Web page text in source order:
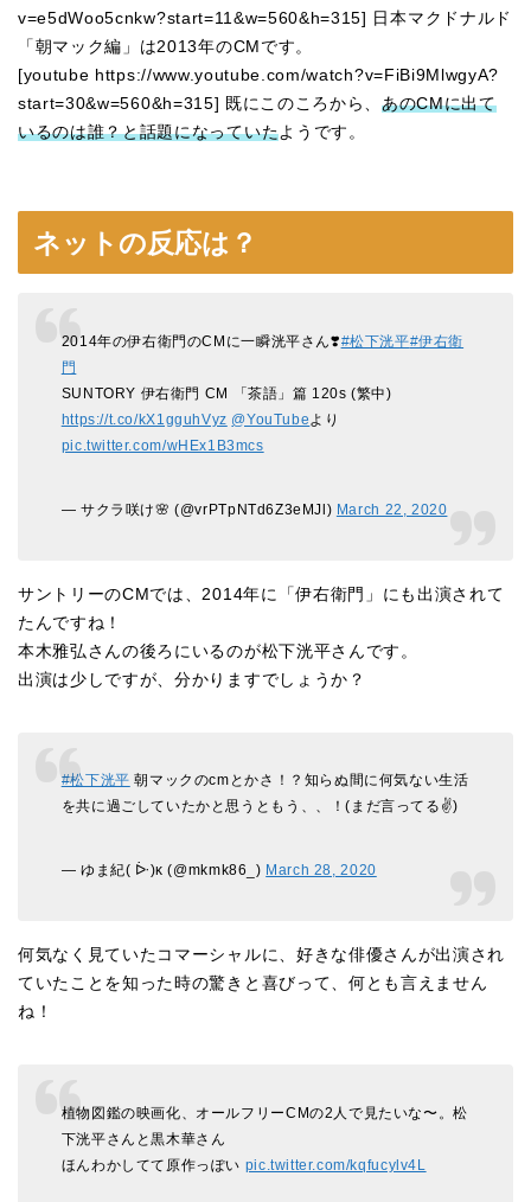
v=e5dWoo5cnkw?start=11&w=560&h=315] 日本マクドナルド
「朝マック編」は2013年のCMです。
[youtube https://www.youtube.com/watch?v=FiBi9MlwgyA?
start=30&w=560&h=315] 既にこのころから、あのCMに出て
いるのは誰？と話題になっていたようです。
ネットの反応は？
2014年の伊右衛門のCMに一瞬洸平さん❣️#松下洸平#伊右衛
門
SUNTORY 伊右衛門 CM 「茶語」篇 120s (繁中)
https://t.co/kX1gguhVyz @YouTube より
pic.twitter.com/wHEx1B3mcs
— サクラ咲け🌸 (@vrPTpNTd6Z3eMJl) March 22, 2020
サントリーのCMでは、2014年に「伊右衛門」にも出演されて
たんですね！
本木雅弘さんの後ろにいるのが松下洸平さんです。
出演は少しですが、分かりますでしょうか？
#松下洸平 朝マックのcmとかさ！？知らぬ間に何気ない生活
を共に過ごしていたかと思うともう、、！(まだ言ってる✌)
— ゆま紀( ᐕ)κ (@mkmk86_) March 28, 2020
何気なく見ていたコマーシャルに、好きな俳優さんが出演され
ていたことを知った時の驚きと喜びって、何とも言えません
ね！
植物図鑑の映画化、オールフリーCMの2人で見たいな〜。松
下洸平さんと黒木華さん
ほんわかしてて原作っぽい pic.twitter.com/kqfucylv4L